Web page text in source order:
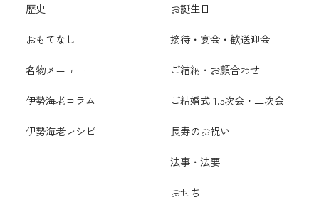
歴史
おもてなし
名物メニュー
伊勢海老コラム
伊勢海老レシピ
お誕生日
接待・宴会・歓送迎会
ご結納・お顔合わせ
ご結婚式 1.5次会・二次会
長寿のお祝い
法事・法要
おせち